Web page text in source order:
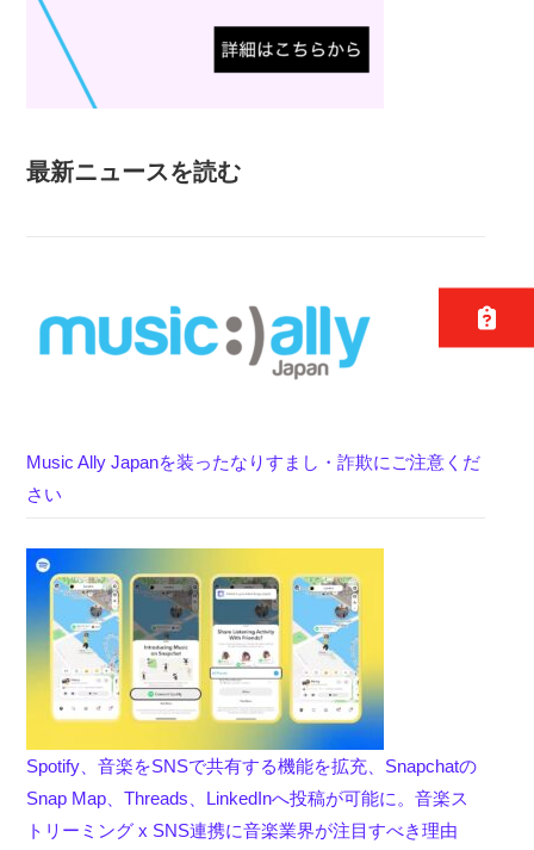
最新ニュースを読む
Music Ally Japanを装ったなりすまし・詐欺にご注意くだ
さい
Spotify、音楽をSNSで共有する機能を拡充、Snapchatの
Snap Map、Threads、LinkedInへ投稿が可能に。音楽ス
トリーミング x SNS連携に音楽業界が注目すべき理由